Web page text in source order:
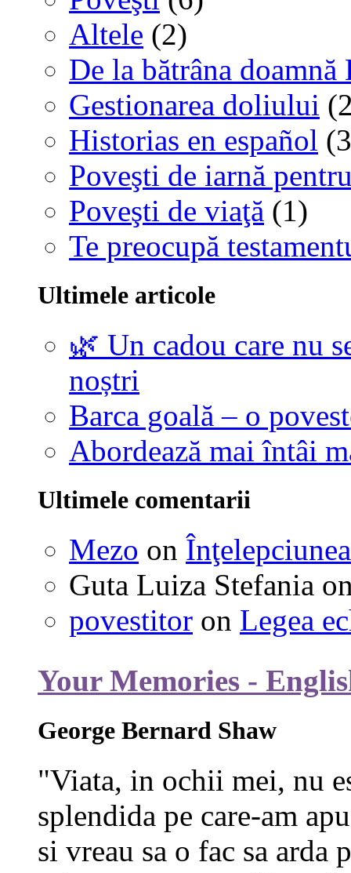
Altele (2)
De la bătrâna
Gestionarea doliului
Historias en español
Poveşti de iarnă
Poveşti de viaţă (1)
Te preocupă
Ultimele articole
🌿 Un cadou care nu
noștri
Barca goală – o
Abordează mai întâi
Ultimele comentarii
Mezo on Înţelepciunea
Guta Luiza Stefania
povestitor on Legea
Your Memories -
George Bernard Shaw
"Viata, in ochii mei, nu
splendida pe care-am
si vreau sa o fac sa